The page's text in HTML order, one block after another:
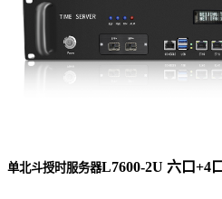
单北斗授时服务器L7600-2U 六口+4口